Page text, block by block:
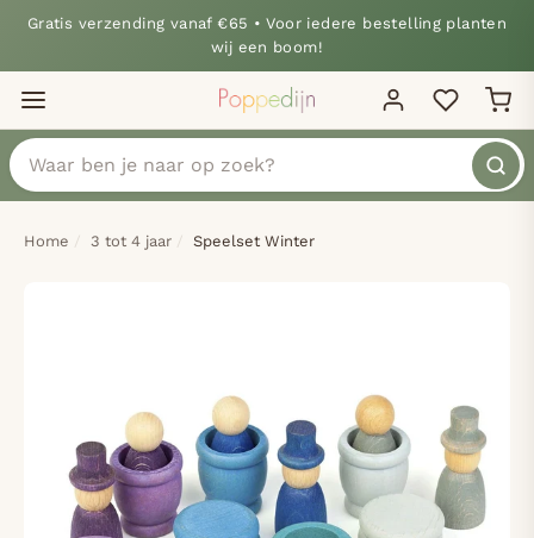
Gratis verzending vanaf €65 • Voor iedere bestelling planten
wij een boom!
Home 3 tot 4 jaar Speelset Winter